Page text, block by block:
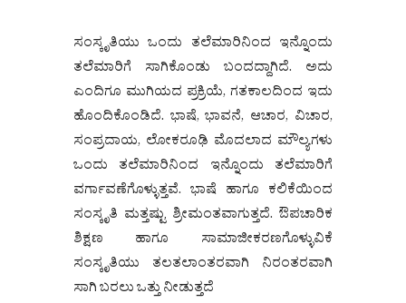
ಸಂಸ್ಕೃತಿಯು ಒಂದು ತಲೆಮಾರಿನಿಂದ ಇನ್ನೊಂದು
ತಲೆಮಾರಿಗೆ ಸಾಗಿಕೊಂಡು ಬಂದದ್ದಾಗಿದೆ. ಅದು
ಎಂದಿಗೂ ಮುಗಿಯದ ಪ್ರಕ್ರಿಯೆ, ಗತಕಾಲದಿಂದ ಇದು
ಹೊಂದಿಕೊಂಡಿದೆ. ಭಾಷೆ, ಭಾವನೆ, ಆಚಾರ, ವಿಚಾರ,
ಸಂಪ್ರದಾಯ, ಲೋಕರೂಢಿ ಮೊದಲಾದ ಮೌಲ್ಯಗಳು
ಒಂದು ತಲೆಮಾರಿನಿಂದ ಇನ್ನೊಂದು ತಲೆಮಾರಿಗೆ
ವರ್ಗಾವಣೆಗೊಳ್ಳುತ್ತವೆ. ಭಾಷೆ ಹಾಗೂ ಕಲಿಕೆಯಿಂದ
ಸಂಸ್ಕೃತಿ ಮತ್ತಷ್ಟು ಶ್ರೀಮಂತವಾಗುತ್ತದೆ. ಔಪಚಾರಿಕ
ಶಿಕ್ಷಣ ಹಾಗೂ ಸಾಮಾಜೀಕರಣಗೊಳ್ಳುವಿಕೆ
ಸಂಸ್ಕೃತಿಯು ತಲತಲಾಂತರವಾಗಿ ನಿರಂತರವಾಗಿ
ಸಾಗಿ ಬರಲು ಒತ್ತು ನೀಡುತ್ತದೆ